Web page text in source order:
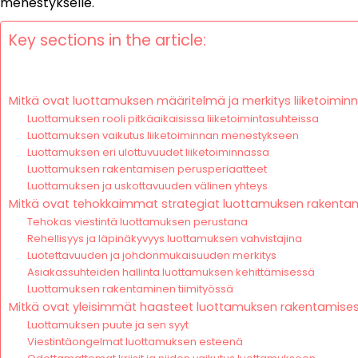
Key sections in the article:
Mitkä ovat luottamuksen määritelmä ja merkitys
Luottamuksen rooli pitkäaikaisissa liiketoimintasuhteissa
Luottamuksen vaikutus liiketoiminnan menestykseen
Luottamuksen eri ulottuvuudet liiketoiminnassa
Luottamuksen rakentamisen perusperiaatteet
Luottamuksen ja uskottavuuden välinen yhteys
Mitkä ovat tehokkaimmat strategiat luottamuksen
Tehokas viestintä luottamuksen perustana
Rehellisyys ja läpinäkyvyys luottamuksen vahvistajina
Luotettavuuden ja johdonmukaisuuden merkitys
Asiakassuhteiden hallinta luottamuksen kehittämisessä
Luottamuksen rakentaminen tiimityössä
Mitkä ovat yleisimmät haasteet luottamuksen
Luottamuksen puute ja sen syyt
Viestintäongelmat luottamuksen esteenä